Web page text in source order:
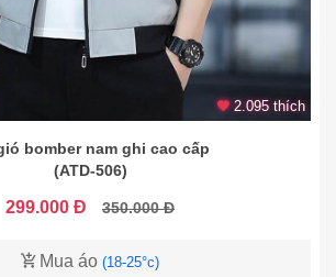
2.095 thích
bomber nam ghi cao cấp
(ATD-506)
299.000 Đ 350.000 Đ
Mua áo (18-25°c)